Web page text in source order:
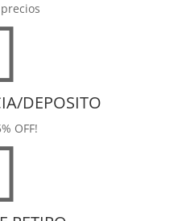
DEPOSITO
OFF!